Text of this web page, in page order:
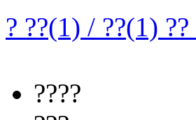
? ??(1) / ??(1) ??
????